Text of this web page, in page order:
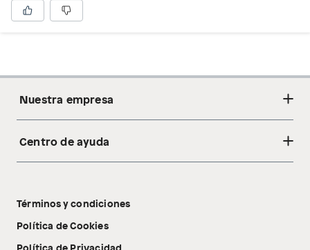
Nuestra empresa
Acerca de nosotros
Tecnología Pillow Walk
Centro de ayuda
Libro de reclamaciones
Términos y condiciones
Política de Cookies
Política de Privacidad